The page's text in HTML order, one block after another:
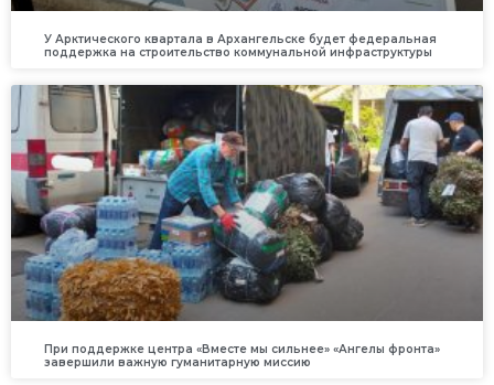
У Арктического квартала в Архангельске будет федеральная
поддержка на строительство коммунальной инфраструктуры
При поддержке центра «Вместе мы сильнее» «Ангелы фронта»
завершили важную гуманитарную миссию